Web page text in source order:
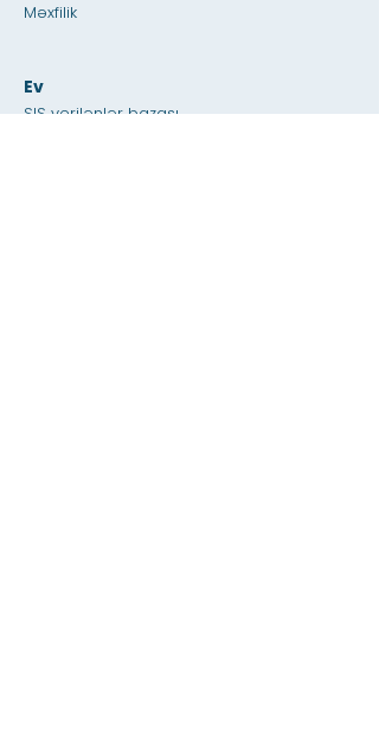
Məxfilik
Ev
SIS verilənlər bazası